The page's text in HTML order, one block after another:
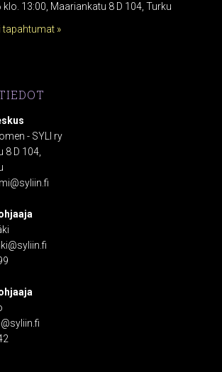
13:00, Maariankatu 8 D 104, Turku
tapahtumat »
- SYLI ry
8 D 104,